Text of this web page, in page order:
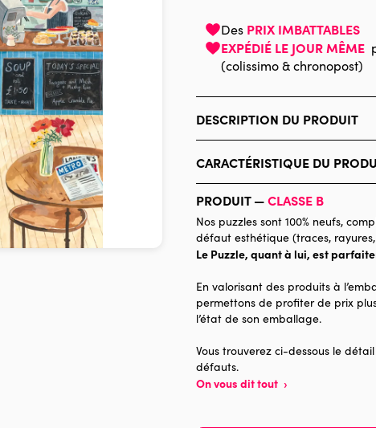
Des PRIX IMBATTABLES
EXPÉDIÉ LE JOUR MÊME
(colissimo & chronopost)
DESCRIPTION DU PRODUIT
Miranda Sofroniou
Quelles sont les particularités des
Les puzzles sont tous conçus et
sur du papier et du carton bleu
environnemental mais également
qualité. Allié de choix contre le
pleinement d'un moment de
vous laisseront pas indifférents !
Pieces & Peace s'engage
puzzle vendue, 1 € est reversé à
être dans le monde.
CARACTÉRISTIQUE DU
Marque
Catégorie
Age
Provenance
Nombre de pièces
Dimensions
PRODUIT —CLASSE B
Nos puzzles sont 100% neufs,
défaut esthétique (traces,
Le Puzzle, quant à lui, est
En valorisant des produits à
permettons de profiter de prix
l’état de son emballage.
Vous trouverez ci-dessous le
défauts.
On vous dit tout ›